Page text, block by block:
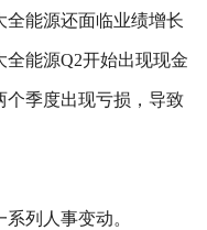
全能源还面临业绩增长
能源Q2开始出现现金
个季度出现亏损，导致
列人事变动。